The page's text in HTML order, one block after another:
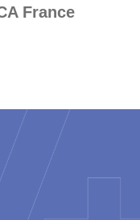
France